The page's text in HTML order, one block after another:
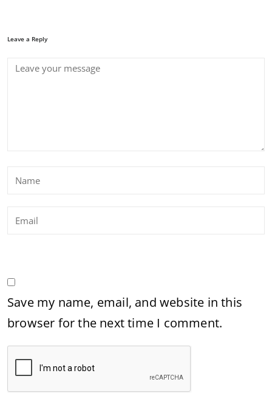
Leave a Reply
Save my name, email, and website in this
browser for the next time I comment.